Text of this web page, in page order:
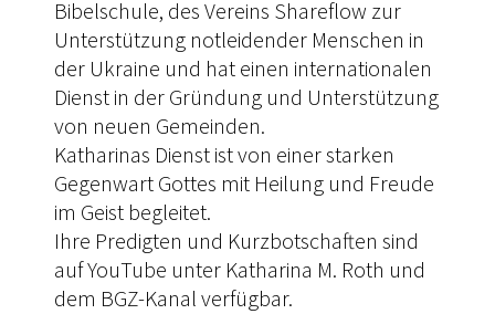
Bibelschule, des Vereins Shareflow zur
Unterstützung notleidender Menschen in
der Ukraine und hat einen internationalen
Dienst in der Gründung und Unterstützung
von neuen Gemeinden.
Katharinas Dienst ist von einer starken
Gegenwart Gottes mit Heilung und Freude
im Geist begleitet.
Ihre Predigten und Kurzbotschaften sind
auf YouTube unter Katharina M. Roth und
dem BGZ-Kanal verfügbar.